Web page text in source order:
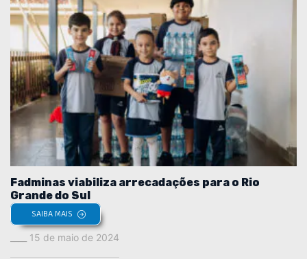
Fadminas viabiliza arrecadações para o Rio
Grande do Sul
SAIBA MAIS
15 de maio de 2024